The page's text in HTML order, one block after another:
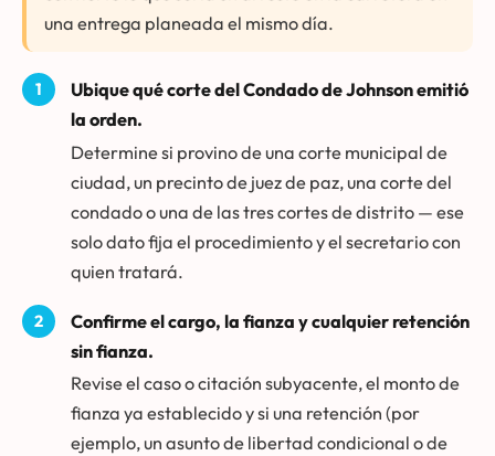
una entrega planeada el mismo día.
Ubique qué corte del Condado de Johnson emitió
la orden.
Determine si provino de una corte municipal de
ciudad, un precinto de juez de paz, una corte del
condado o una de las tres cortes de distrito — ese
solo dato fija el procedimiento y el secretario con
quien tratará.
Confirme el cargo, la fianza y cualquier retención
sin fianza.
Revise el caso o citación subyacente, el monto de
fianza ya establecido y si una retención (por
ejemplo, un asunto de libertad condicional o de